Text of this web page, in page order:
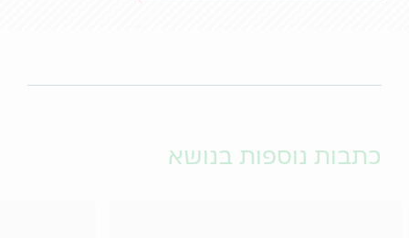
כתבות נוספות בנושא